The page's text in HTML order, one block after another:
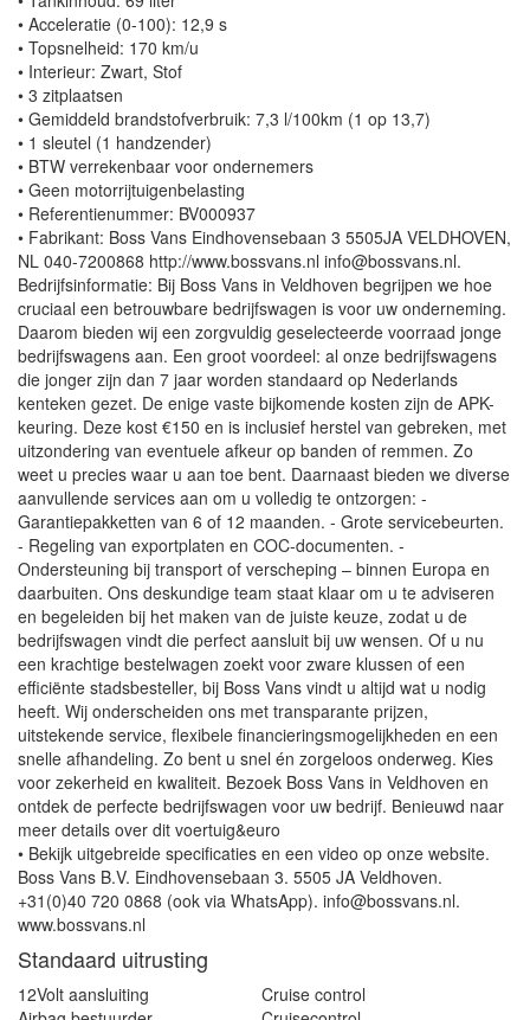
• Acceleratie (0-100): 12,9 s
• Topsnelheid: 170 km/u
• Interieur: Zwart, Stof
• 3 zitplaatsen
• Gemiddeld brandstofverbruik: 7,3 l/100km (1 op 13,7)
• 1 sleutel (1 handzender)
• BTW verrekenbaar voor ondernemers
• Geen motorrijtuigenbelasting
• Referentienummer: BV000937
• Fabrikant: Boss Vans Eindhovensebaan 3 5505JA VELDHOVEN,
NL 040-7200868 http://www.bossvans.nl info@bossvans.nl.
Bedrijfsinformatie: Bij Boss Vans in Veldhoven begrijpen we hoe
cruciaal een betrouwbare bedrijfswagen is voor uw onderneming.
Daarom bieden wij een zorgvuldig geselecteerde voorraad jonge
bedrijfswagens aan. Een groot voordeel: al onze bedrijfswagens
die jonger zijn dan 7 jaar worden standaard op Nederlands
kenteken gezet. De enige vaste bijkomende kosten zijn de APK-
keuring. Deze kost €150 en is inclusief herstel van gebreken, met
uitzondering van eventuele afkeur op banden of remmen. Zo
weet u precies waar u aan toe bent. Daarnaast bieden we diverse
aanvullende services aan om u volledig te ontzorgen: -
Garantiepakketten van 6 of 12 maanden. - Grote servicebeurten.
- Regeling van exportplaten en COC-documenten. -
Ondersteuning bij transport of verscheping – binnen Europa en
daarbuiten. Ons deskundige team staat klaar om u te adviseren
en begeleiden bij het maken van de juiste keuze, zodat u de
bedrijfswagen vindt die perfect aansluit bij uw wensen. Of u nu
een krachtige bestelwagen zoekt voor zware klussen of een
efficiënte stadsbesteller, bij Boss Vans vindt u altijd wat u nodig
heeft. Wij onderscheiden ons met transparante prijzen,
uitstekende service, flexibele financieringsmogelijkheden en een
snelle afhandeling. Zo bent u snel én zorgeloos onderweg. Kies
voor zekerheid en kwaliteit. Bezoek Boss Vans in Veldhoven en
ontdek de perfecte bedrijfswagen voor uw bedrijf. Benieuwd naar
meer details over dit voertuig&euro
• Bekijk uitgebreide specificaties en een video op onze website.
Boss Vans B.V. Eindhovensebaan 3. 5505 JA Veldhoven.
+31(0)40 720 0868 (ook via WhatsApp). info@bossvans.nl.
www.bossvans.nl
Standaard uitrusting
12Volt aansluiting
Cruise control